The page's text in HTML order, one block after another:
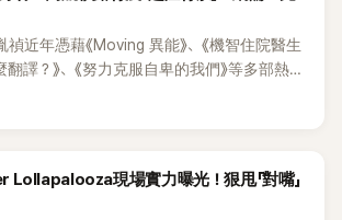
近年憑藉《Moving 異能》、《機智住院醫生
翻譯？》、《努力克服自卑的我們》等多部熱門
新一代女神代表，不僅演技備受肯定，精緻
肌與肩膀線條，反差感十足，讓不少網友看
材這麼猛！」現場實力曝光！狠甩「對嘴」